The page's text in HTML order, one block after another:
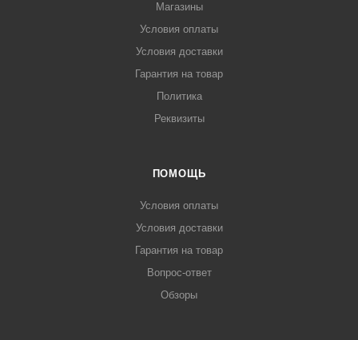
Магазины
Условия оплаты
Условия доставки
Гарантия на товар
Политика
Реквизиты
ПОМОЩЬ
Условия оплаты
Условия доставки
Гарантия на товар
Вопрос-ответ
Обзоры